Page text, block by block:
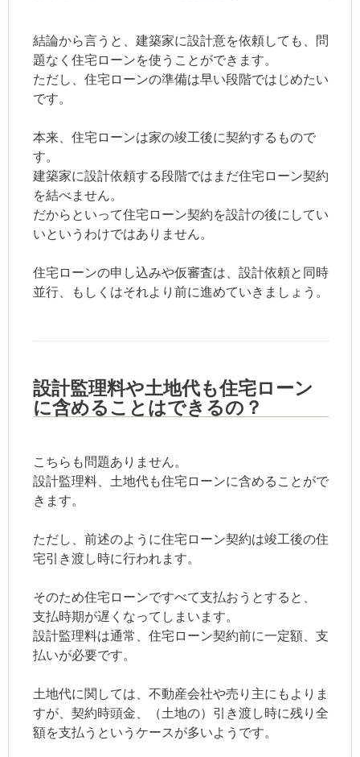
結論から言うと、建築家に設計意を依頼しても、問
題なく住宅ローンを使うことができます。
ただし、住宅ローンの準備は早い段階ではじめたい
です。
本来、住宅ローンは家の竣工後に契約するもので
す。
建築家に設計依頼する段階ではまだ住宅ローン契約
を結べません。
だからといって住宅ローン契約を設計の後にしてい
いというわけではありません。
住宅ローンの申し込みや仮審査は、設計依頼と同時
並行、もしくはそれより前に進めていきましょう。
設計監理料や土地代も住宅ローン
に含めることはできるの？
こちらも問題ありません。
設計監理料、土地代も住宅ローンに含めることがで
きます。
ただし、前述のように住宅ローン契約は竣工後の住
宅引き渡し時に行われます。
そのため住宅ローンですべて支払おうとすると、
支払時期が遅くなってしまいます。
設計監理料は通常、住宅ローン契約前に一定額、支
払いが必要です。
土地代に関しては、不動産会社や売り主にもよりま
すが、契約時頭金、（土地の）引き渡し時に残り全
額を支払うというケースが多いようです。